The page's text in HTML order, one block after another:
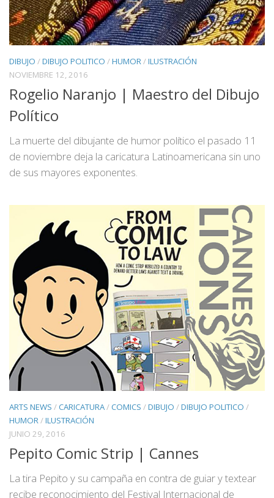
DIBUJO /DIBUJO POLITICO /HUMOR/ILUSTRACIÓN
NOVIEMBRE 12, 2016
Rogelio Naranjo | Maestro del Dibujo
Político
La muerte del dibujante de humor político el pasado 11
de noviembre deja la caricatura Latinoamericana sin uno
de sus mayores exponentes.
ARTS NEWS /CARICATURA/COMICS /DIBUJO /DIBUJO POLITICO /
HUMOR/ILUSTRACIÓN
JUNIO 29, 2016
Pepito Comic Strip | Cannes
La tira Pepito y su campaña en contra de guiar y textear
recibe reconocimiento del Festival Internacional de